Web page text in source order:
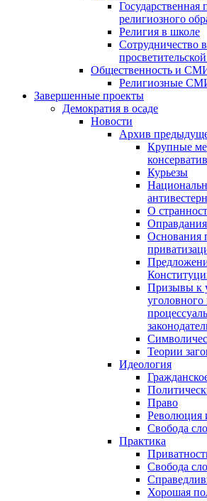
Государственная
религиозного
Религия в школе
Сотрудничество
Общественность и
Религиозные
Завершенные проекты
Демократия в осаде
Новости
Архив
Крупные
Курьезы
О
Основания
Призывы к
Теории
Идеология
Право
Революция
Свобода
Практика
Свобода
Хорошая